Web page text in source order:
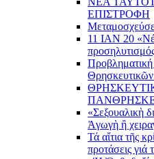
ΕΠΙΣΤΡΟΦΗ
11 ΙΑΝ 20
«Σεξουαλικὴ
Ἀγωγὴ ἢ
Τά αἴτια τῆς
προτάσεις γιά